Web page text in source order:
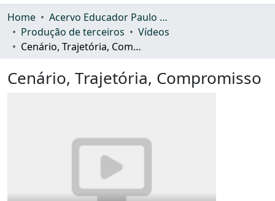
Home
Acervo Educador Paulo Freire
Produção de terceiros
Vídeos
Cenário, Trajetória, Compromisso
Cenário, Trajetória, Compromisso